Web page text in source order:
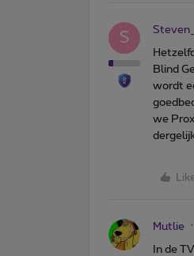
S
Blind
wordt
we
Mutlie
In de